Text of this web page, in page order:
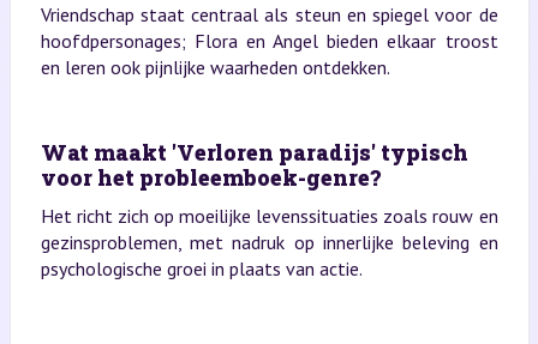
Vriendschap staat centraal als steun en spiegel voor de
hoofdpersonages; Flora en Angel bieden elkaar troost
en leren ook pijnlijke waarheden ontdekken.
Wat maakt 'Verloren paradijs' typisch
voor het probleemboek-genre?
Het richt zich op moeilijke levenssituaties zoals rouw en
gezinsproblemen, met nadruk op innerlijke beleving en
psychologische groei in plaats van actie.